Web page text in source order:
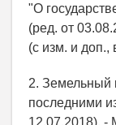
"О
(ред. от
(с изм. и доп.,
2. Земельный
последними